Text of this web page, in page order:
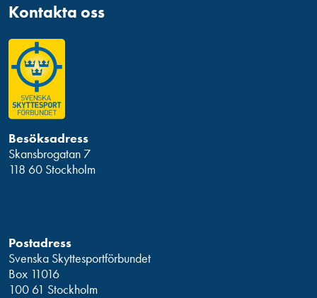
Kontakta oss
Besöksadress
Skansbrogatan 7
118 60 Stockholm
Postadress
Svenska Skyttesportförbundet
Box 11016
100 61 Stockholm